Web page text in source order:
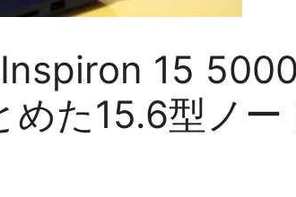
Inspiron 15 5000
た15.6型ノー